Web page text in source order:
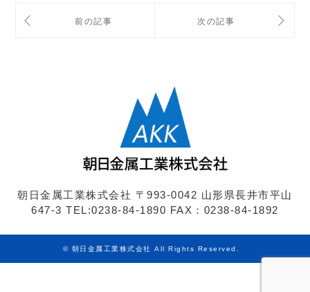
朝日金属工業株式会社 〒993-0042 山形県長井市平山
647-3 TEL:0238-84-1890 FAX：0238-84-1892
© 朝日金属工業株式会社 All Rights Reserved.